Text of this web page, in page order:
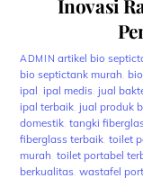
Inovasi
ADMIN artikel bio
bio septictank murah,
ipal,ipal medis,jual
ipal terbaik,jual produk
domestik,tangki
fiberglass terbaik,toilet
murah,toilet portabel
berkualitas,wastafel